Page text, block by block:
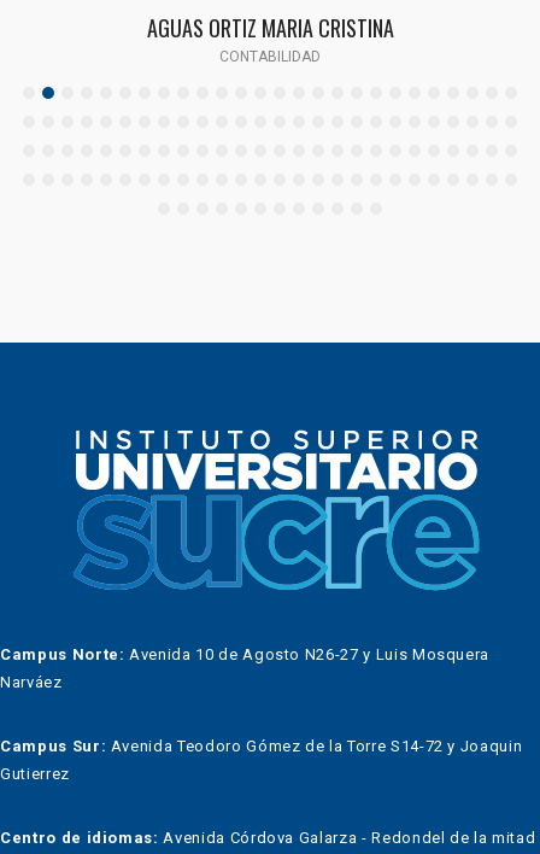
AGUAS ORTIZ MARIA CRISTINA
CONTABILIDAD
Campus Norte: Avenida 10 de Agosto N26-27 y Luis Mosquera
Narváez
Campus Sur: Avenida Teodoro Gómez de la Torre S14-72 y Joaquin
Gutierrez
Centro de idiomas: Avenida Córdova Galarza - Redondel de la mitad